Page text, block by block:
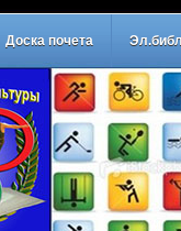
Доска почета